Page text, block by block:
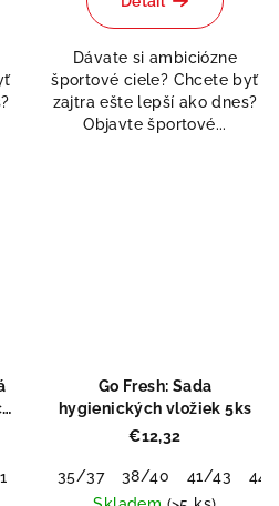
z
5
hviezdičiek.
Dávate si ambiciózne
športové ciele? Chcete byť
zajtra ešte lepší ako dnes?
Objavte športové...
43 44 45 46 48
51
Go Fresh: Sada
hygienických vložiek 5ks
€12,32
35/37 38/40 41/43
44/
by chaterimo